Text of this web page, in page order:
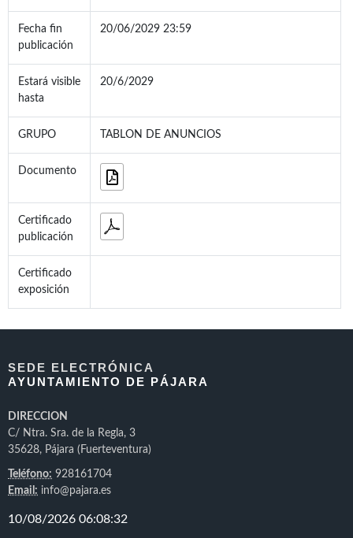
Fecha fin
publicación
20/06/2029 23:59
Estará visible
hasta
20/6/2029
GRUPO TABLON DE ANUNCIOS
Documento
Certificado
publicación
Certificado
exposición
SEDE ELECTRÓNICA
AYUNTAMIENTO DE PÁJARA
DIRECCION
C/ Ntra. Sra. de la Regla, 3
35628, Pájara (Fuerteventura)
Teléfono: 928161704
Email: info@pajara.es